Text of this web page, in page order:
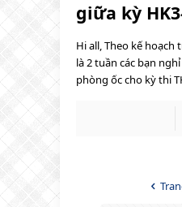
giữa kỳ
Hi all, Theo kế hoạch
là 2 tuần các bạn
phòng ốc cho kỳ thi